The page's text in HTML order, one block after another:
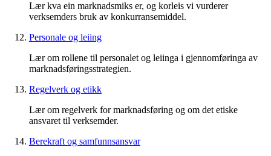
Lær kva ein marknadsmiks er, og korleis vi vurderer
verksemders bruk av konkurransemiddel.
Personale og leiing
Lær om rollene til personalet og leiinga i gjennomføringa av
marknadsføringsstrategien.
Regelverk og etikk
Lær om regelverk for marknadsføring og om det etiske
ansvaret til verksemder.
Berekraft og samfunnsansvar